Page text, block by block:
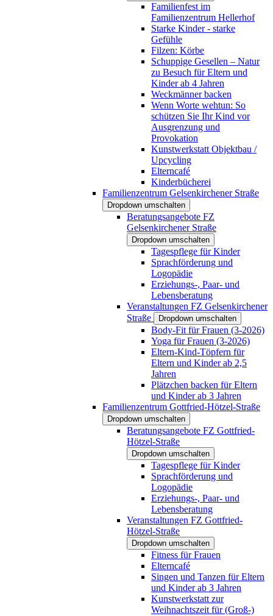
Familienfest im
Familienzentrum Hellerhof
Starke Kinder - starke
Gefühle
Filzen: Körbe
Schuppige Gesellen – Natur
zu Besuch für Eltern und
Kinder ab 4 Jahren
Weckmänner backen
Wenn Worte wehtun: So
schützen Sie Ihr Kind vor
Ausgrenzung und
Provokation
Kunstwerkstatt Objektbau /
Upcycling
Elterncafé
Kinderbücherei
Familienzentrum Gelsenkirchener Straße
Dropdown umschalten
Beratungsangebote FZ
Gelsenkirchener Straße
Dropdown umschalten
Tagespflege für Kinder
Sprachförderung und
Logopädie
Erziehungs-, Paar- und
Lebensberatung
Veranstaltungen FZ Gelsenkirchener
Straße
Dropdown umschalten
Body-Fit für Frauen (3-2026)
Yoga für Frauen (3-2026)
Eltern-Kind-Töpfern für
Eltern und Kinder ab 2,5
Jahren
Plätzchen backen für Eltern
und Kinder ab 3 Jahren
Familienzentrum Gottfried-Hötzel-Straße
Dropdown umschalten
Beratungsangebote FZ Gottfried-
Hötzel-Straße
Dropdown umschalten
Tagespflege für Kinder
Sprachförderung und
Logopädie
Erziehungs-, Paar- und
Lebensberatung
Veranstaltungen FZ Gottfried-
Hötzel-Straße
Dropdown umschalten
Fitness für Frauen
Elterncafé
Singen und Tanzen für Eltern
und Kinder ab 3 Jahren
Kunstwerkstatt zur
Weihnachtszeit für (Groß-)